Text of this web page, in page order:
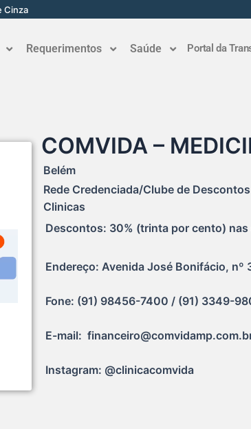
Cinza
Requerimentos Saúde Portal da
COMVIDA –
Belém
Rede Credenciada/Clube de Descontos
Clinicas
Descontos: 30% (trinta por cento)
Endereço: Avenida José Bonifácio, nº
Fone: (91) 98456-7400 / (91) 3349-
E-mail:
Instagram: @clinicacomvida